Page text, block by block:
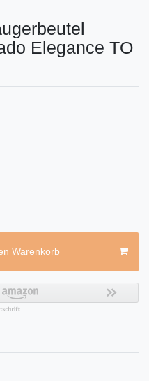
Elegance TO
Warenkorb